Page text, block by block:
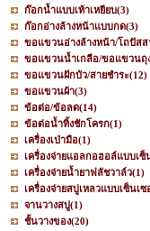
ก๊อกน้ำแบบเท้าเหยียบ(3)
ก๊อกอ่างล้างหน้าแบบกด(3)
ขอแขวนอ่างล้างหน้า/โถปัสส
ขอแขวนน้ำเกลือ/ขอแขวนถุ
ขอแขวนฝักบัว/สายชำระ(12)
ขอแขวนผ้า(3)
ข้อต่อ/ข้อลด(14)
ข้อต่อน้ำทิ้งชักโครก(1)
เครื่องเป่ามือ(1)
เครื่องจ่ายแอลกอฮอล์แบบเซ็
เครื่องจ่ายน้ำยาฟลัชวาล์ว(1)
เครื่องจ่ายสบู่เหลวแบบเซ็นเซ
จานวางสบู่(1)
ชั้นวางของ(20)